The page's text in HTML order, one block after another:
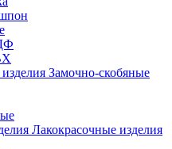
Замочно-скобяные
Лакокрасочные изделия